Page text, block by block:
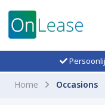
Home Occasions